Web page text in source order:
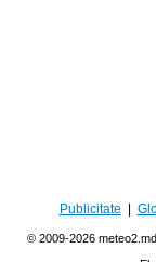
Publicitate
© 2009-2026 meteo2.md.